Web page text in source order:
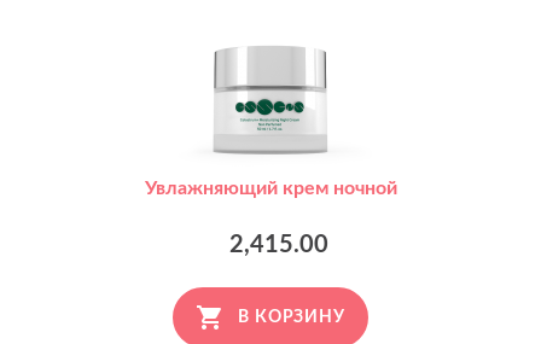
Увлажняющий крем ночной
2,415.00
В КОРЗИНУ